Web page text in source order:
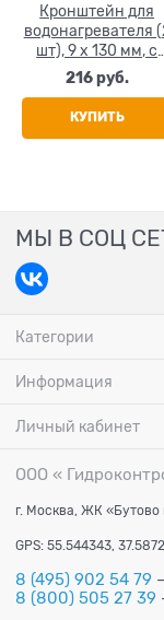
Кронштейн для
водонагревателя
шт), 9 х 130 мм, с
дюбелями
216 руб.
КУПИТЬ
МЫ В СОЦ
Категории
Информация
Личный кабинет
ООО «
г. Москва, ЖК «Бутово
GPS: 55.544343,
8 (495) 902 54 79
8 (800) 505 27 39